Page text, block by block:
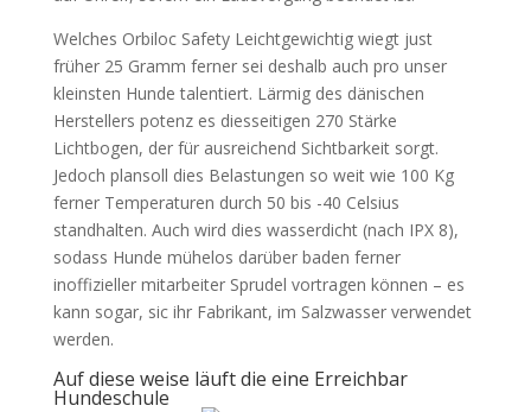
Welches Orbiloc Safety Leichtgewichtig wiegt just
früher 25 Gramm ferner sei deshalb auch pro unser
kleinsten Hunde talentiert. Lärmig des dänischen
Herstellers potenz es diesseitigen 270 Stärke
Lichtbogen, der für ausreichend Sichtbarkeit sorgt.
Jedoch plansoll dies Belastungen so weit wie 100 Kg
ferner Temperaturen durch 50 bis -40 Celsius
standhalten. Auch wird dies wasserdicht (nach IPX 8),
sodass Hunde mühelos darüber baden ferner
inoffizieller mitarbeiter Sprudel vortragen können – es
kann sogar, sic ihr Fabrikant, im Salzwasser verwendet
werden.
Auf diese weise läuft die eine Erreichbar
Hundeschule